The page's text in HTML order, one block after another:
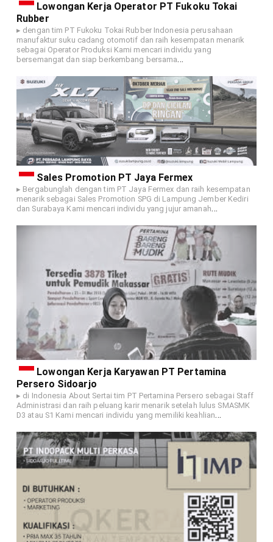
Lowongan Kerja Operator PT Fukoku Tokai
Rubber
▸ dengan tim PT Fukoku Tokai Rubber Indonesia perusahaan
manufaktur suku cadang otomotif dan raih kesempatan menarik
sebagai Operator Produksi Kami mencari individu yang
bersemangat dan siap berkembang bersama…
Sales Promotion PT Jaya Fermex
▸ Bergabunglah dengan tim PT Jaya Fermex dan raih kesempatan
menarik sebagai Sales Promotion SPG di Lampung Jember Kediri
dan Surabaya Kami mencari individu yang jujur amanah…
Lowongan Kerja Karyawan PT Pertamina
Persero Sidoarjo
▸ di Indonesia About Sertai tim PT Pertamina Persero sebagai Staff
Administrasi dan raih peluang karir menarik setelah lulus SMASMK
D3 atau S1 Kami mencari individu yang memiliki keahlian…